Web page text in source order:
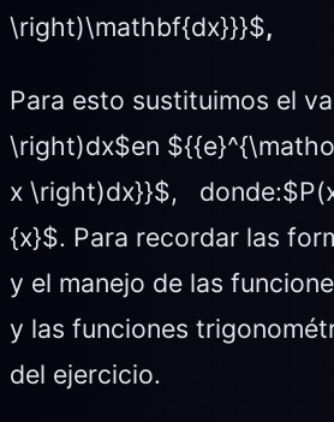
\right)\mathbf{dx}}}$,
Para esto sustituimos el
\right)dx$en
x \right)dx}}$,
{x}$. Para recordar las
y el manejo de las
y las funciones
del ejercicio.